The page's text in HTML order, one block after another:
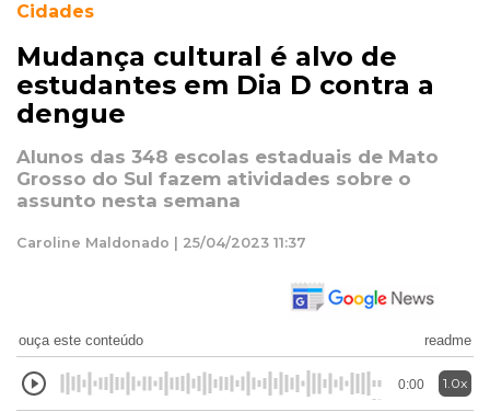
Cidades
Mudança cultural é alvo de
estudantes em Dia D contra a
dengue
Alunos das 348 escolas estaduais de Mato
Grosso do Sul fazem atividades sobre o
assunto nesta semana
Caroline Maldonado | 25/04/2023 11:37
ouça este conteúdo readme
0:00 1.0x